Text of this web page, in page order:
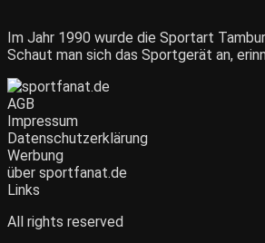
Im Jahr 1990 wurde die Sportart
Schaut man sich das Sportgerät an,
AGB
Impressum
Datenschutzerklärung
Werbung
über sportfanat.de
Links
All rights reserved